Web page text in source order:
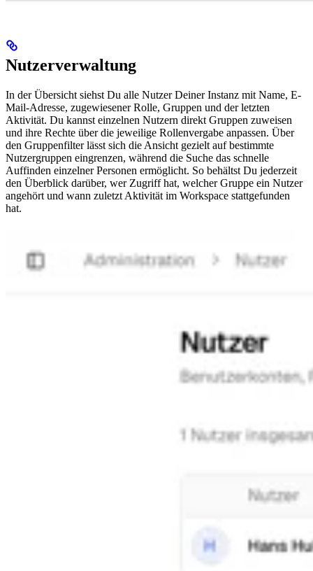
Nutzerverwaltung
In der Übersicht siehst Du alle Nutzer Deiner Instanz mit Name, E-
Mail-Adresse, zugewiesener Rolle, Gruppen und der letzten
Aktivität. Du kannst einzelnen Nutzern direkt Gruppen zuweisen
und ihre Rechte über die jeweilige Rollenvergabe anpassen. Über
den Gruppenfilter lässt sich die Ansicht gezielt auf bestimmte
Nutzergruppen eingrenzen, während die Suche das schnelle
Auffinden einzelner Personen ermöglicht. So behältst Du jederzeit
den Überblick darüber, wer Zugriff hat, welcher Gruppe ein Nutzer
angehört und wann zuletzt Aktivität im Workspace stattgefunden
hat.